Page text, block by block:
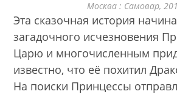
Москва : Самовар,
Эта сказочная история
загадочного исчезновения
Царю и многочисленным
известно, что её похитил
На поиски Принцессы